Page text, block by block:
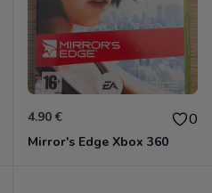
4.90 € 0
Mirror's Edge Xbox 360